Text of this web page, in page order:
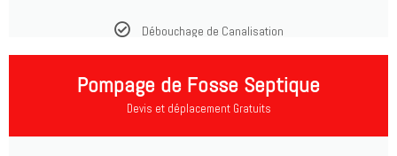
Débouchage de Canalisation
Pompage de Fosse Septique
Devis et déplacement Gratuits